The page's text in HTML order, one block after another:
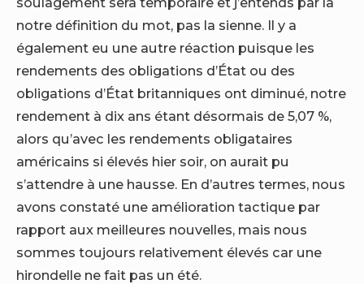
notre définition du mot, pas la sienne. Il y a
également eu une autre réaction puisque les
rendements des obligations d’État ou des
obligations d’État britanniques ont diminué, notre
rendement à dix ans étant désormais de 5,07 %,
alors qu’avec les rendements obligataires
américains si élevés hier soir, on aurait pu
s’attendre à une hausse. En d’autres termes, nous
avons constaté une amélioration tactique par
rapport aux meilleures nouvelles, mais nous
sommes toujours relativement élevés car une
hirondelle ne fait pas un été.